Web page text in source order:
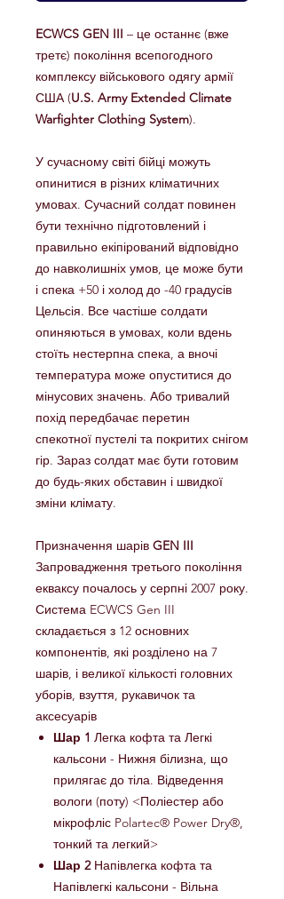
ECWCS GEN III – це останнє (вже
третє) покоління всепогодного
комплексу військового одягу армії
США (U.S. Army Extended Climate
Warfighter Clothing System).
У сучасному світі бійці можуть
опинитися в різних кліматичних
умовах. Сучасний солдат повинен
бути технічно підготовлений і
правильно екіпірований відповідно
до навколишніх умов, це може бути
і спека +50 і холод до -40 градусів
Цельсія. Все частіше солдати
опиняються в умовах, коли вдень
стоїть нестерпна спека, а вночі
температура може опуститися до
мінусових значень. Або тривалий
похід передбачає перетин
спекотної пустелі та покритих снігом
гір. Зараз солдат має бути готовим
до будь-яких обставин і швидкої
зміни клімату.
Призначення шарів GEN III
Запровадження третього покоління
екваксу почалось у серпні 2007 року.
Система ECWCS Gen III
складається з 12 основних
компонентів, які розділено на 7
шарів, і великої кількості головних
уборів, взуття, рукавичок та
аксесуарів
Шар 1 Легка кофта та Легкі
кальсони - Нижня білизна, що
прилягає до тіла. Відведення
вологи (поту) <Поліестер або
мікрофліс Polartec® Power Dry®,
тонкий та легкий>
Шар 2Напівлегка кофта та
Напівлегкі кальсони - Вільна